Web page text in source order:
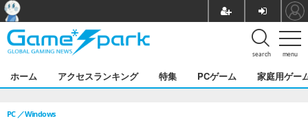
menu
search
ホーム アクセスランキング 特集 PCゲーム 家庭用ゲー
PC Windows